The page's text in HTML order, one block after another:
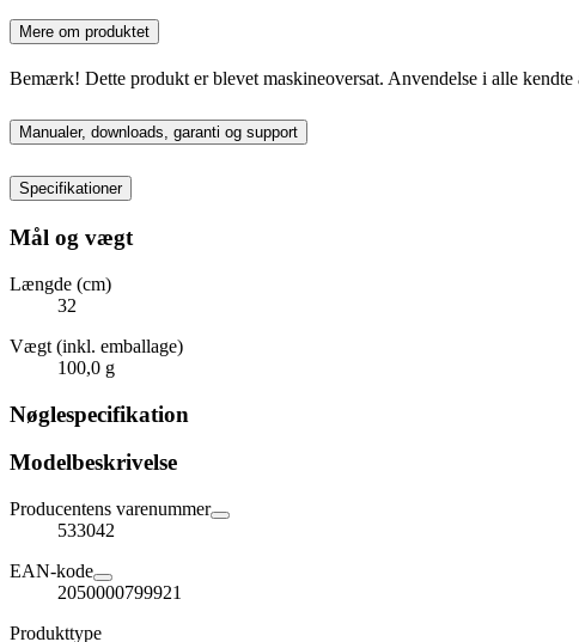
Mere om produktet
Bemærk! Dette produkt er blevet maskineoversat. Anvendelse i alle
Manualer, downloads, garanti og support
Specifikationer
Mål og vægt
Længde (cm)
32
Vægt (inkl. emballage)
100,0 g
Nøglespecifikation
Modelbeskrivelse
Producentens varenummer
533042
EAN-kode
2050000799921
Produkttype